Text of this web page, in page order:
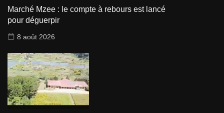
Marché Mzee : le compte à rebours est lancé
pour déguerpir
8 août 2026